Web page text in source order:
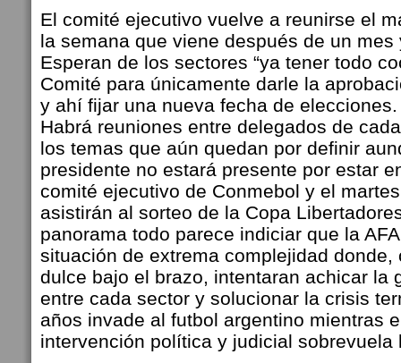
El comité ejecutivo vuelve a reunirse el
la semana que viene después de un
Esperan de los sectores “ya tener todo
Comité para únicamente darle la
y ahí fijar una nueva fecha de
Habrá reuniones entre delegados de
los temas que aún quedan por definir
presidente no estará presente por estar
comité ejecutivo de Conmebol y el
asistirán al sorteo de la Copa
panorama todo parece indiciar que la
situación de extrema complejidad donde,
dulce bajo el brazo, intentaran achicar la
entre cada sector y solucionar la crisis
años invade al futbol argentino mientras
intervención política y judicial sobrevuela